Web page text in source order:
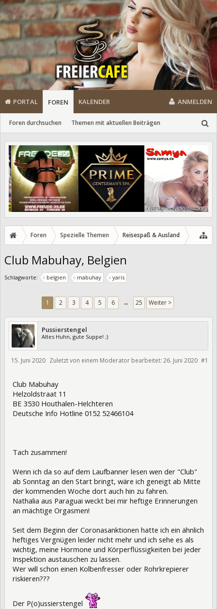
PORTAL FOREN
Foren durchsuchen Themen mit aktuellen Beiträgen
KALENDER ANMELDEN
Foren Spezielle Themen Reisespaß & Ausland
Club Mabuhay, Belgien
Schlagworte: belgien mabuhay yaris
1 2 3 4 5 6 → 25 Weiter >
Pussierstengel
Altes Huhn, gute Suppe! ;)
#1
15. Juni 2020 Zuletzt von einem Moderator bearbeitet: 26. Juni 2020
Club Mabuhay
Helzoldstraat 11
BE 3530 Houthalen-Helchteren
Deutsche Info Hotline 0152 52466104
Tach zusammen!
Wenn ich da so auf dem Laufbanner lesen wen der "Club"
ab Sonntag an den Start bringt, wäre ich geneigt ab Mitte
der kommenden Woche dort auch hin zu fahren.
Nathalia aus Paraguai weckt bei mir heftige Erinnerungen
an mächtige Orgasmen!
Seit dem Beginn der Coronasanktionen hatte ich ein ähnlich
heftiges Vergnügen leider nicht mehr und ich sehe es als
wichtig, meine Hormone und Körperflüssigkeiten bei jeder
Inspektion austauschen zu lassen.
Wer will schon einen Kolbenfresser oder Rohrkrepierer
riskieren???
Der P(o)ussierstengel